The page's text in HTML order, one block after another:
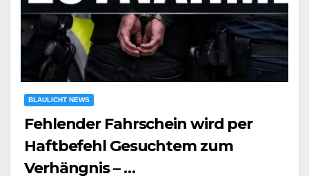
BLAULICHT NEWS
Fehlender Fahrschein wird per
Haftbefehl Gesuchtem zum
Verhängnis – …